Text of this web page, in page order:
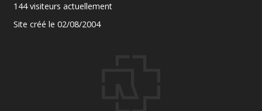
144 visiteurs actuellement
Site créé le 02/08/2004